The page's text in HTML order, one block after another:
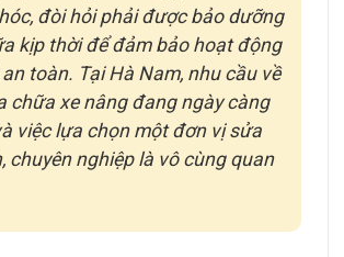
đòi hỏi phải được bảo dưỡng
kịp thời để đảm bảo hoạt động
toàn. Tại Hà Nam, nhu cầu về
chữa xe nâng đang ngày càng
việc lựa chọn một đơn vị sửa
chuyên nghiệp là vô cùng quan